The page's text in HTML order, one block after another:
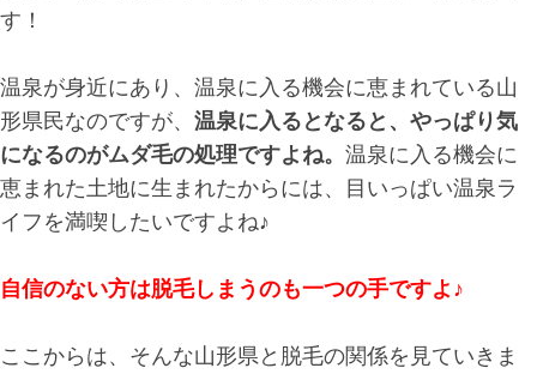
す！
温泉が身近にあり、温泉に入る機会に恵まれている山
形県民なのですが、 温泉に入るとなると、やっぱり気
になるのがムダ毛の処理ですよね。 温泉に入る機会に
恵まれた土地に生まれたからには、目いっぱい温泉ラ
イフを満喫したいですよね♪
自信のない方は脱毛しまうのも一つの手ですよ♪
ここからは、そんな山形県と脱毛の関係を見ていきま